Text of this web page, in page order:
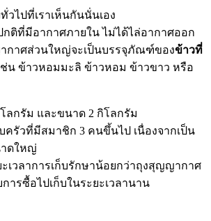
ไปที่เราเห็นกันนั่นเอง
ติที่มีอากาศภายใน ไม่ได้ไล่อากาศออก
กาศส่วนใหญ่จะเป็นบรรจุภัณฑ์ของข้าวที่
ช่น ข้าวหอมมะลิ ข้าวหอม ข้าวขาว หรือ
ลกรัม และขนาด 2 กิโลกรัม
ครัวที่มีสมาชิก 3 คนขึ้นไป เนื่องจากเป็น
ดใหญ่
ะเวลาการเก็บรักษาน้อยกว่าถุงสุญญากาศ
ารซื้อไปเก็บในระยะเวลานาน